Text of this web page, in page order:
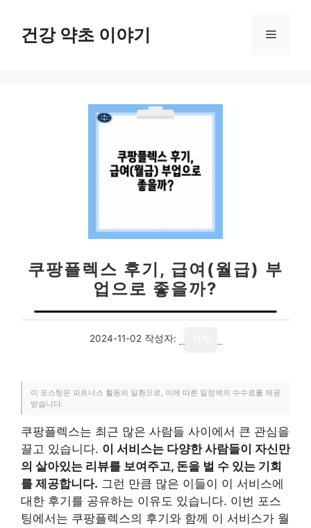
건강 약초 이야기 메
쿠팡플렉스 후기, 급여(월급) 부
업으로 좋을까?
2024-11-02 작성자:
이 포스팅은 파트너스 활동의 일환으로, 이에 따른 일정액의 수수료를 제공
받습니다.
쿠팡플렉스는 최근 많은 사람들 사이에서 큰 관심을
끌고 있습니다. 이 서비스는 다양한 사람들이 자신만
의 살아있는 리뷰를 보여주고, 돈을 벌 수 있는 기회
를 제공합니다. 그런 만큼 많은 이들이 이 서비스에
대한 후기를 공유하는 이유도 있습니다. 이번 포스
팅에서는 쿠팡플렉스의 후기와 함께 이 서비스가 월